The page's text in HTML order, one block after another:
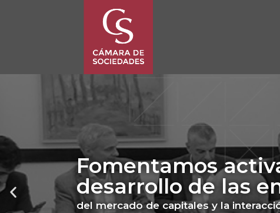
Fomentamos
desarrollo de las
del mercado de capitales y la